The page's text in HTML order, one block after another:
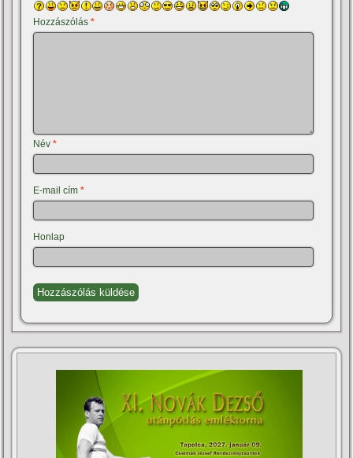
Hozzászólás*
Név*
E-mail cím*
Honlap